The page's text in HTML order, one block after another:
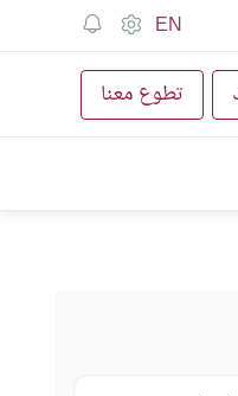
EN
تطوع معنا